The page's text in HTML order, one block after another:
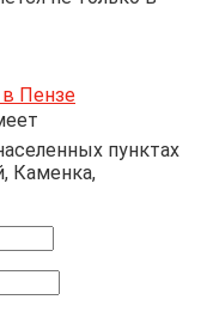
Пензе
пунктах
Каменка,